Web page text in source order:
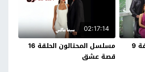
مسلسل مثل الحلم الحلقة 9
02:17:14
مسلسل المحتالون الحلقة 16
قصة عشق